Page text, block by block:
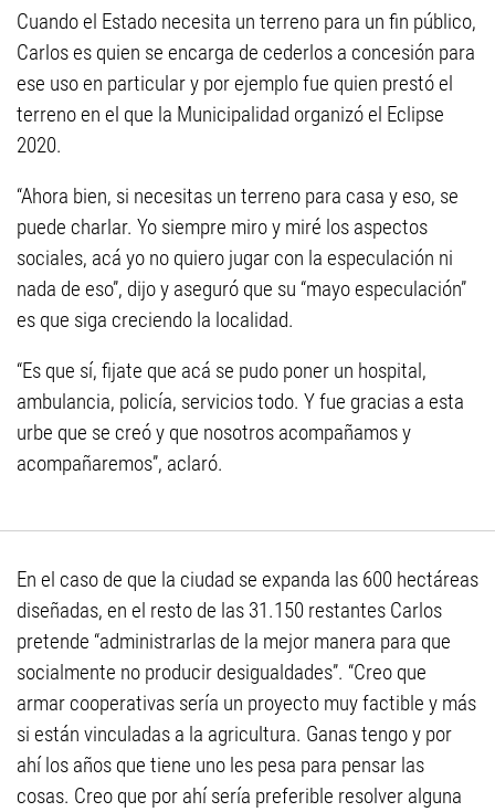
Cuando el Estado necesita un terreno para un fin público,
Carlos es quien se encarga de cederlos a concesión para
ese uso en particular y por ejemplo fue quien prestó el
terreno en el que la Municipalidad organizó el Eclipse
2020.
“Ahora bien, si necesitas un terreno para casa y eso, se
puede charlar. Yo siempre miro y miré los aspectos
sociales, acá yo no quiero jugar con la especulación ni
nada de eso”, dijo y aseguró que su “mayo especulación”
es que siga creciendo la localidad.
“Es que sí, fijate que acá se pudo poner un hospital,
ambulancia, policía, servicios todo. Y fue gracias a esta
urbe que se creó y que nosotros acompañamos y
acompañaremos”, aclaró.
En el caso de que la ciudad se expanda las 600 hectáreas
diseñadas, en el resto de las 31.150 restantes Carlos
pretende “administrarlas de la mejor manera para que
socialmente no producir desigualdades”. “Creo que
armar cooperativas sería un proyecto muy factible y más
si están vinculadas a la agricultura. Ganas tengo y por
ahí los años que tiene uno les pesa para pensar las
cosas. Creo que por ahí sería preferible resolver alguna